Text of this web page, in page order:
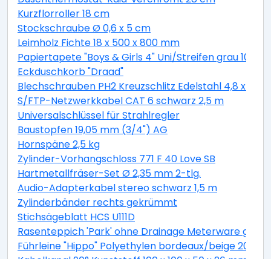
Kurzflorroller 18 cm
Stockschraube Ø 0,6 x 5 cm
Leimholz Fichte 18 x 500 x 800 mm
Papiertapete "Boys & Girls 4" Uni/Streifen grau 10,05
Eckduschkorb "Draad"
Blechschrauben PH2 Kreuzschlitz Edelstahl 4,8 x 19
S/FTP-Netzwerkkabel CAT 6 schwarz 2,5 m
Universalschlüssel für Strahlregler
Baustopfen 19,05 mm (3/4") AG
Hornspäne 2,5 kg
Zylinder-Vorhangschloss 771 F 40 Love SB
Hartmetallfräser-Set Ø 2,35 mm 2-tlg.
Audio-Adapterkabel stereo schwarz 1,5 m
Zylinderbänder rechts gekrümmt
Stichsägeblatt HCS U111D
Rasenteppich 'Park' ohne Drainage Meterware
Führleine "Hippo" Polyethylen bordeaux/beige 200